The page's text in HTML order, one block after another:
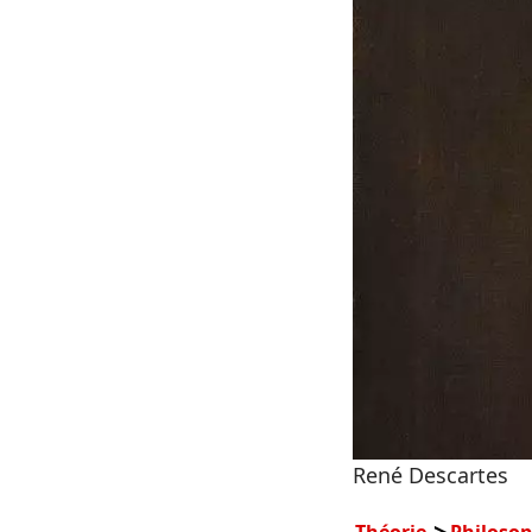
René Descartes